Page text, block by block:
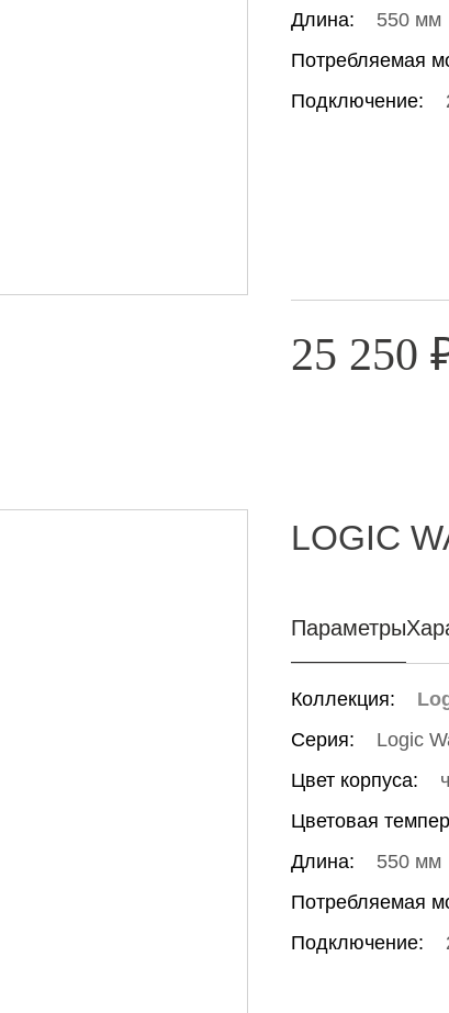
Длина:
550 мм
Потребляемая
Подключение:
25 250
LOGIC
Параметры
Коллекция:
Серия:
Logic
Цвет корпуса:
Цветовая
Длина:
550 мм
Потребляемая
Подключение: